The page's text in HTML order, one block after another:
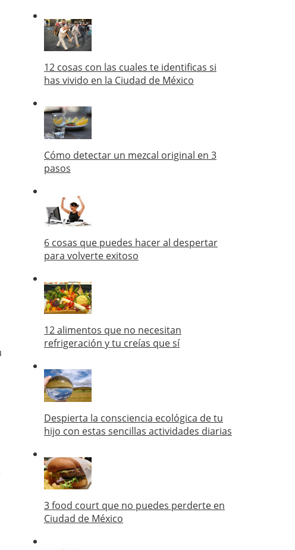
12 cosas con las cuales te identificas si
has vivido en la Ciudad de México
Cómo detectar un mezcal original en 3
pasos
6 cosas que puedes hacer al despertar
para volverte exitoso
12 alimentos que no necesitan
refrigeración y tu creías que sí
Despierta la consciencia ecológica de tu
hijo con estas sencillas actividades diarias
3 food court que no puedes perderte en
Ciudad de México